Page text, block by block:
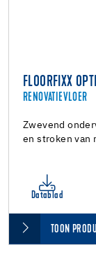
FLOORFIXX
RENOVATIEVLOER
Zwevend
en stroken van
Datablad
TOON